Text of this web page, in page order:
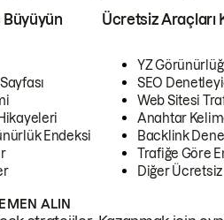
Endeksi
Ücretsiz Araçları
YZ
SEO
Web Sitesi
Anahtar
Backlink
Trafiğe Göre
Diğer
ALIN